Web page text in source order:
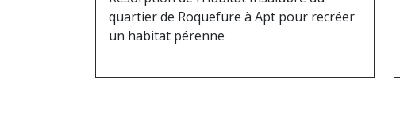
quartier de Roquefure à Apt pour recréer
un habitat pérenne